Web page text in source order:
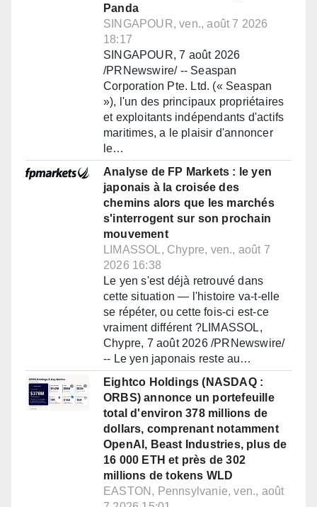
Panda
SINGAPOUR, ven., août 7 2026
18:17
SINGAPOUR, 7 août 2026
/PRNewswire/ -- Seaspan
Corporation Pte. Ltd. (« Seaspan
»), l'un des principaux propriétaires
et exploitants indépendants d'actifs
maritimes, a le plaisir d'annoncer
le…
Analyse de FP Markets : le yen
japonais à la croisée des
chemins alors que les marchés
s'interrogent sur son prochain
mouvement
LIMASSOL, Chypre, ven., août 7
2026 16:38
Le yen s'est déjà retrouvé dans
cette situation — l'histoire va-t-elle
se répéter, ou cette fois-ci est-ce
vraiment différent ?LIMASSOL,
Chypre, 7 août 2026 /PRNewswire/
-- Le yen japonais reste au…
Eightco Holdings (NASDAQ :
ORBS) annonce un portefeuille
total d'environ 378 millions de
dollars, comprenant notamment
OpenAI, Beast Industries, plus de
16 000 ETH et près de 302
millions de tokens WLD
EASTON, Pennsylvanie, ven., août